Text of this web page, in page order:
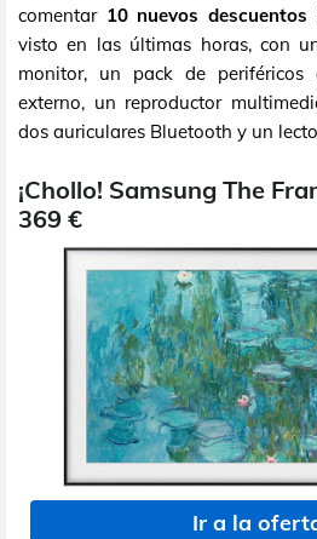
comentar 10 nuevos descuentos
visto en las últimas horas, con
monitor, un pack de
externo, un reproductor
dos auriculares Bluetooth y un
¡Chollo! Samsung The
369 €
Ir a la